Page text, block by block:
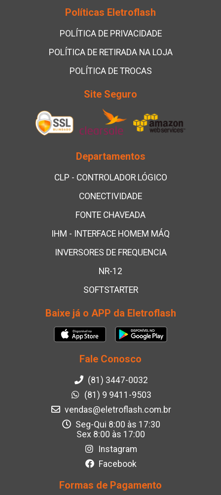
Políticas Eletroflash
POLÍTICA DE PRIVACIDADE
POLÍTICA DE RETIRADA NA LOJA
POLÍTICA DE TROCAS
Site Seguro
Departamentos
CLP - CONTROLADOR LÓGICO
CONECTIVIDADE
FONTE CHAVEADA
IHM - INTERFACE HOMEM MÁQ
INVERSORES DE FREQUENCIA
NR-12
SOFTSTARTER
Baixe já o APP da Eletroflash
Fale Conosco
(81) 3447-0032
(81) 9 9411-9503
vendas@eletroflash.com.br
Seg-Qui 8:00 às 17:30
Sex 8:00 às 17:00
Instagram
Facebook
Formas de Pagamento